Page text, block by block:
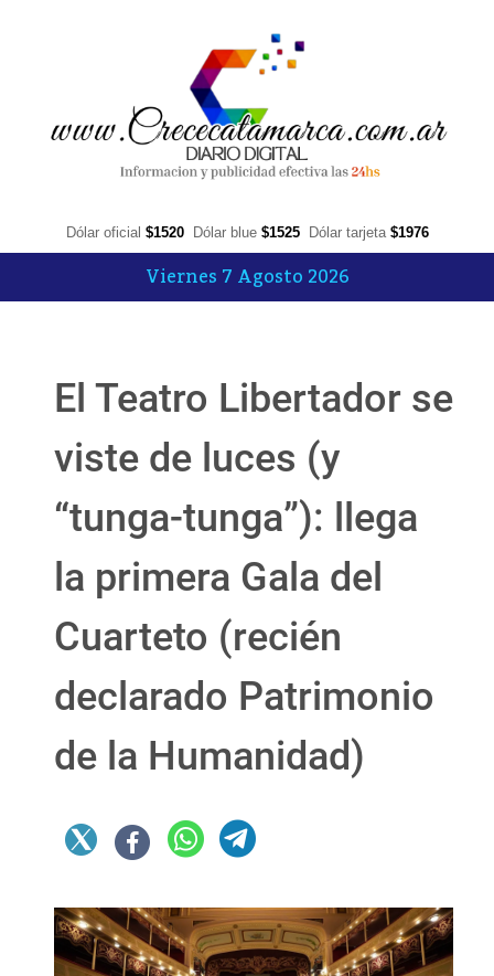
Dólar oficial $1520 Dólar blue $1525 Dólar tarjeta $1976
Viernes 7 Agosto 2026
El Teatro Libertador se
viste de luces (y
“tunga-tunga”): llega
la primera Gala del
Cuarteto (recién
declarado Patrimonio
de la Humanidad)